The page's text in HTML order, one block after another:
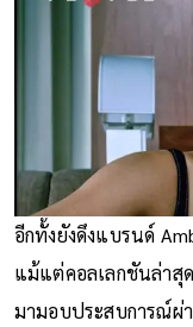
อีกทั้งยังดึงแบรนด์
แม้แต่คอลเลกชันล่าสุ
มามอบประสบการณ์ผ่